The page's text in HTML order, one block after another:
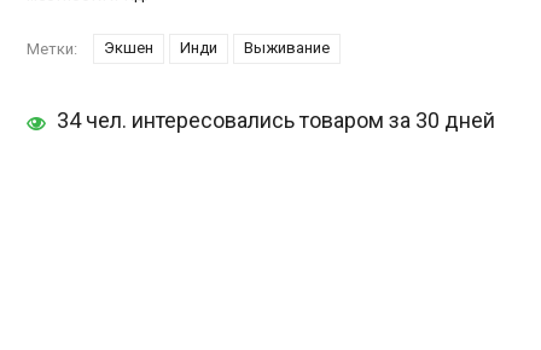
Метки: Экшен Инди Выживание
34 чел. интересовались товаром за 30 дней